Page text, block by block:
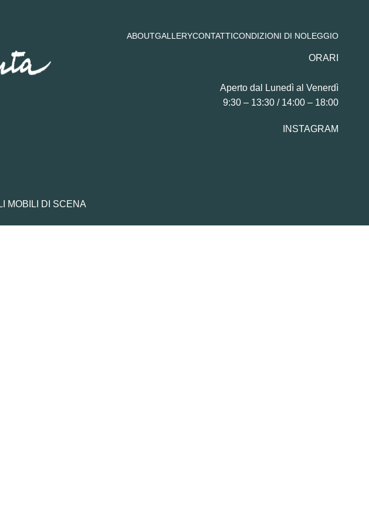
ABOUTGALLERYCONTATTICONDIZIONI DI NOLEGGIO
ORARI
Aperto dal Lunedì al Venerdì
9:30 – 13:30 / 14:00 – 18:00
INSTAGRAM
MOBILI DI SCENA